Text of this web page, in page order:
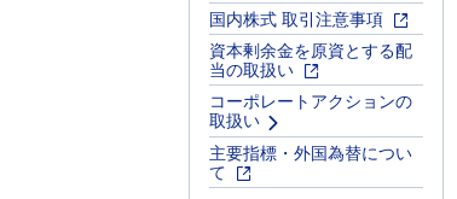
国内株式 取引注意事項
資本剰余金を原資とする配
当の取扱い
コーポレートアクションの
取扱い
主要指標・外国為替につい
て